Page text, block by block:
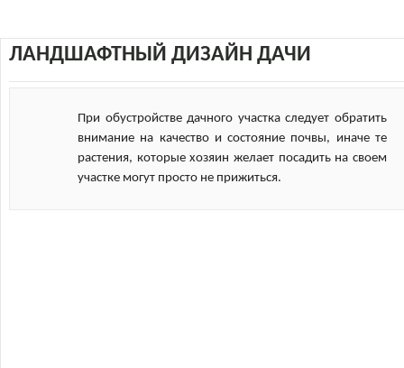
ЛАНДШАФТНЫЙ ДИЗАЙН ДАЧИ
При обустройстве дачного участка следует обратить
внимание на качество и состояние почвы, иначе те
растения, которые хозяин желает посадить на своем
участке могут просто не прижиться.